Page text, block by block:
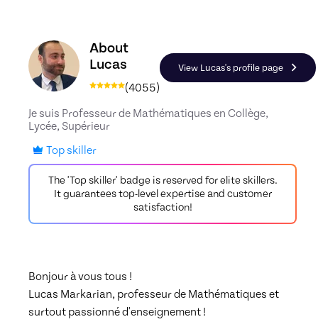
Discover the profile of Lucas, Skiller in Maths
About
Lucas
(4055)
View Lucas's profile page
Je suis Professeur de Mathématiques en Collège,
Lycée, Supérieur
Top skiller
The 'Top skiller' badge is reserved for elite skillers.
It guarantees top-level expertise and customer
satisfaction!
Bonjour à vous tous !
Lucas Markarian, professeur de Mathématiques et
surtout passionné d'enseignement !